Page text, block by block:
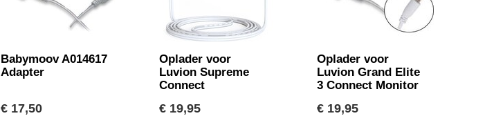
Babymoov A014617
Adapter
€ 17,50
Oplader voor
Luvion Supreme
Connect
€ 19,95
Oplader voor
Luvion Grand Elite
3 Connect Monitor
€ 19,95